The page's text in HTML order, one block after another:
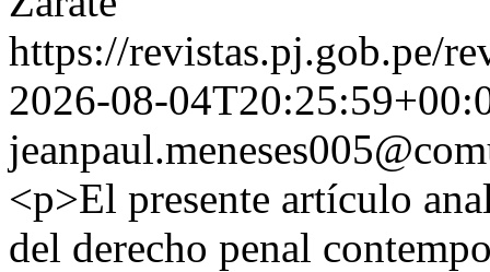
https://revistas.pj.gob.pe/
2026-08-
<p>El presente artículo
del derecho penal